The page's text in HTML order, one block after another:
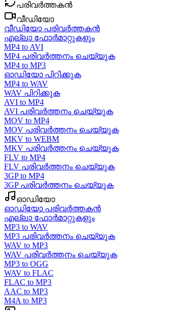
പരിവർത്തകൻ
വീഡിയോ
വീഡിയോ പരിവർത്തകൻ
എല്ലാ ഫോർമാറ്റുകളും
MP4 to AVI
MP4 പരിവർത്തനം ചെയ്യുക
MP4 to MP3
ഓഡിയോ പിറിക്കുക
MP4 to WAV
WAV പിറിക്കുക
AVI to MP4
AVI പരിവർത്തനം ചെയ്യുക
MOV to MP4
MOV പരിവർത്തനം ചെയ്യുക
MKV to WEBM
MKV പരിവർത്തനം ചെയ്യുക
FLV to MP4
FLV പരിവർത്തനം ചെയ്യുക
3GP to MP4
3GP പരിവർത്തനം ചെയ്യുക
ഓഡിയോ
ഓഡിയോ പരിവർത്തകൻ
എല്ലാ ഫോർമാറ്റുകളും
MP3 to WAV
MP3 പരിവർത്തനം ചെയ്യുക
WAV to MP3
WAV പരിവർത്തനം ചെയ്യുക
MP3 to OGG
WAV to FLAC
FLAC to MP3
AAC to MP3
M4A to MP3